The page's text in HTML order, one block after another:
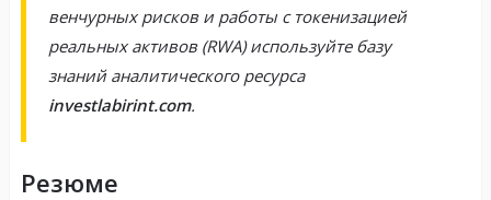
венчурных рисков и работы с токенизацией
реальных активов (RWA) используйте базу
знаний аналитического ресурса
investlabirint.com.
Резюме